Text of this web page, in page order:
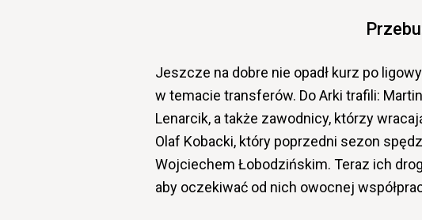
Jeszcze na dobre nie opadł kurz po
w temacie transferów. Do Arki trafili:
Lenarcik, a także zawodnicy, którzy
Olaf Kobacki, który poprzedni sezon
Wojciechem Łobodzińskim. Teraz ich
aby oczekiwać od nich owocnej